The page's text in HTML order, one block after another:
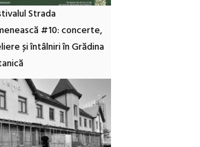
Strada
#10: concerte,
și întâlniri în Grădina